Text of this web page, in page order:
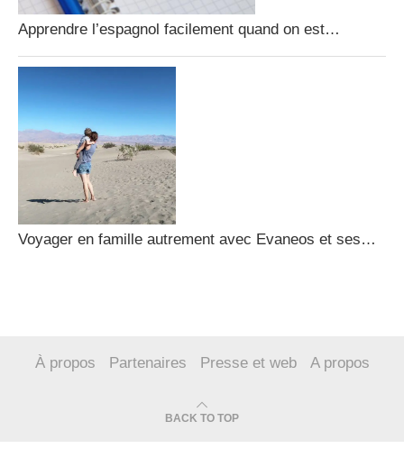
Apprendre l’espagnol facilement quand on est…
Voyager en famille autrement avec Evaneos et ses…
À propos Partenaires Presse et web A propos
BACK TO TOP